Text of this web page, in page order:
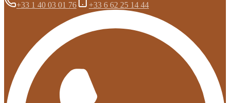
+33 1 40 03 01 76
+33 6 62 25 14 44